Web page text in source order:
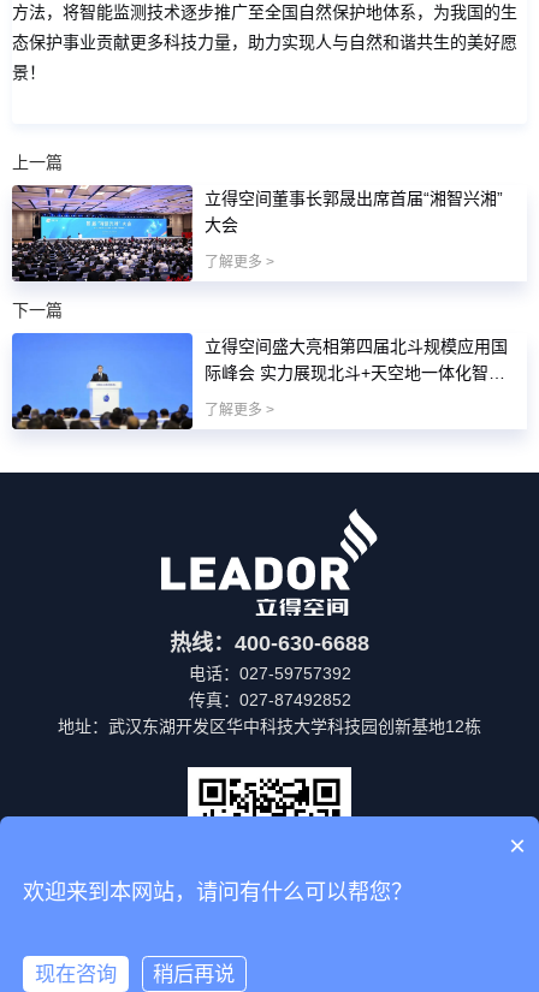
方法，将智能监测技术逐步推广至全国自然保护地体系，为我国的生
态保护事业贡献更多科技力量，助力实现人与自然和谐共生的美好愿
景！
上一篇
立得空间董事长郭晟出席首届“湘智兴湘”
大会
了解更多 >
下一篇
立得空间盛大亮相第四届北斗规模应用国
际峰会 实力展现北斗+天空地一体化智能
测绘技术图景
了解更多 >
热线：400-630-6688
电话：027-59757392
传真：027-87492852
地址：武汉东湖开发区华中科技大学科技园创新基地12栋
×
欢迎来到本网站，请问有什么可以帮您？
现在咨询 稍后再说